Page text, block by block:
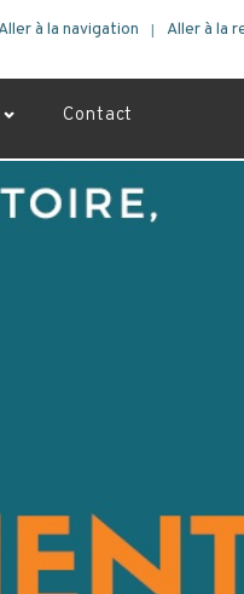
à la navigation Aller à la
Contact